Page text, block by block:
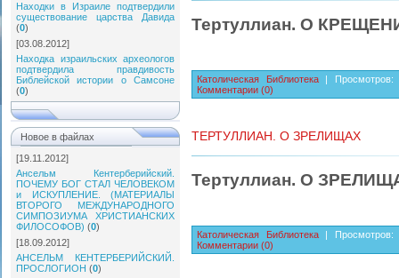
Находки в Израиле подтвердили
существование царства Давида
(0)
[03.08.2012]
Находка израильских археологов
подтвердила правдивость
Библейской истории о Самсоне
(0)
Новое в файлах
[19.11.2012]
Ансельм Кентерберийский.
ПОЧЕМУ БОГ СТАЛ ЧЕЛОВЕКОМ
и ИСКУПЛЕНИЕ. (МАТЕРИАЛЫ
ВТОРОГО МЕЖДУНАРОДНОГО
СИМПОЗИУМА ХРИСТИАНСКИХ
ФИЛОСОФОВ) (0)
[18.09.2012]
АНСЕЛЬМ КЕНТЕРБЕРИЙСКИЙ.
ПРОСЛОГИОН (0)
Тертуллиан. О
Католическая Библиотека| Просмотров:
Комментарии (0)
ТЕРТУЛЛИАН. О ЗРЕЛИЩАХ
Тертуллиан. О
Католическая Библиотека| Просмотров:
Комментарии (0)